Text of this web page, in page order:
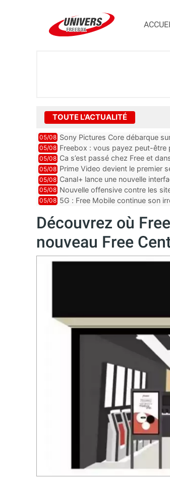
TOUTE L'ACTUALITÉ
05/08 Sony Pictures Core débarque
05/08 Freebox : vous payez peut-
abonnements TV oubliés
05/08 Ca s’est passé chez Free et
pointe le bout de...
05/08 Prime Video devient le premier
ce lancement
05/08 Canal+ lance une nouvelle
05/08 Nouvelle offensive contre les
par Orange, Free, SF...
05/08 5G : Free Mobile continue son
Découvrez où
nouveau Free